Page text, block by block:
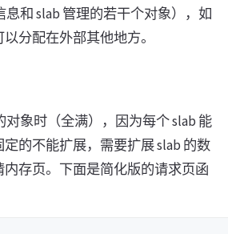
息和 slab 管理的若干个对象），如
分配在外部其他地方。
对象时（全满），因为每个 slab 能
的不能扩展，需要扩展 slab 的数
存页。下面是简化版的请求页函